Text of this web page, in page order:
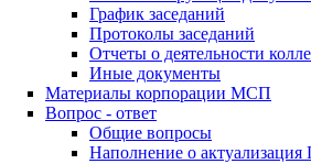
График заседаний
Протоколы заседаний
Отчеты о деятельности
Иные документы
Материалы корпорации МСП
Вопрос - ответ
Общие вопросы
Наполнение о актуализация